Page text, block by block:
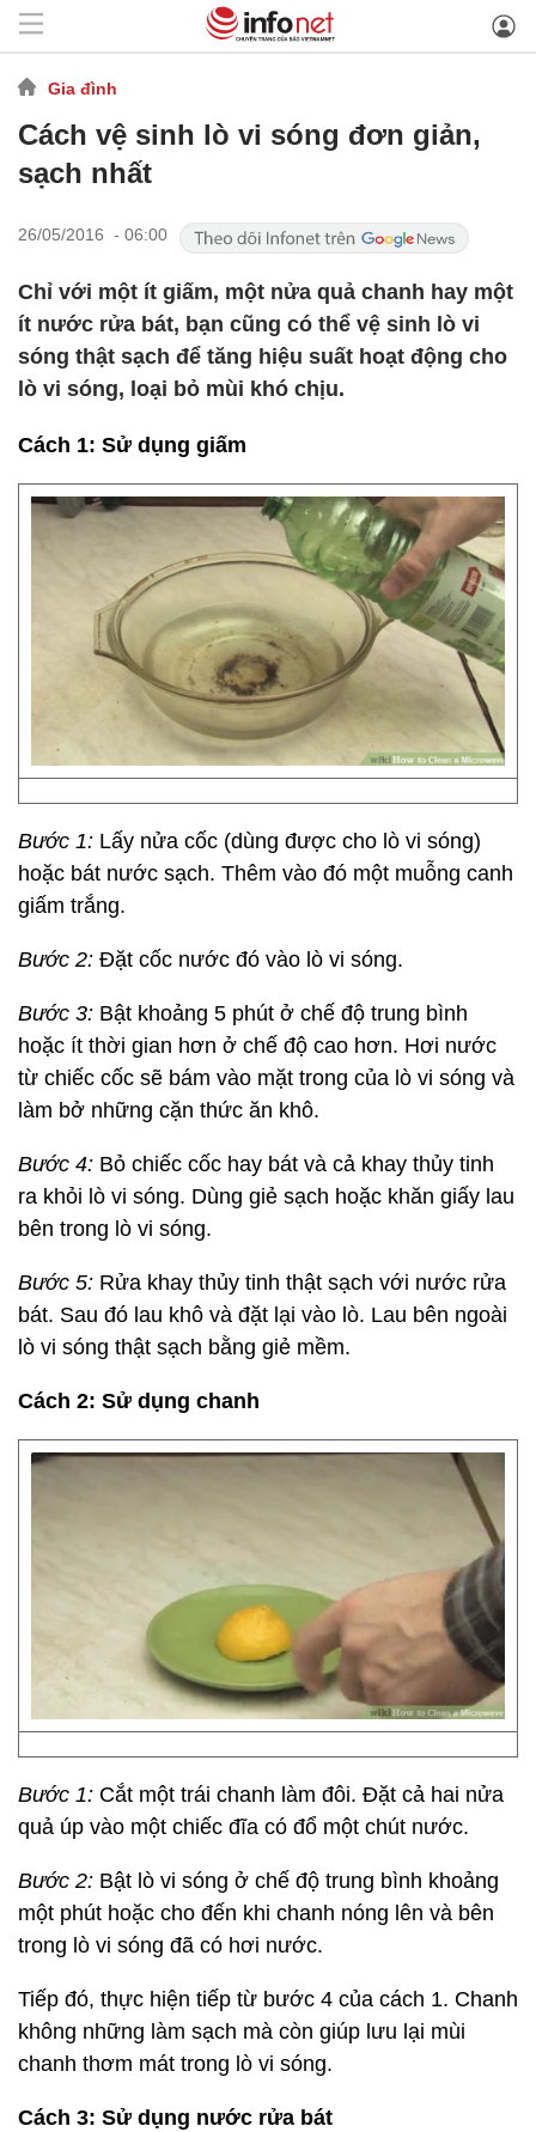
Gia đình
Cách vệ sinh lò vi sóng đơn giản,
sạch nhất
26/05/2016 - 06:00
Chỉ với một ít giấm, một nửa quả chanh hay một
ít nước rửa bát, bạn cũng có thể vệ sinh lò vi
sóng thật sạch để tăng hiệu suất hoạt động cho
lò vi sóng, loại bỏ mùi khó chịu.
Cách 1: Sử dụng giấm
Bước 1: Lấy nửa cốc (dùng được cho lò vi sóng)
hoặc bát nước sạch. Thêm vào đó một muỗng canh
giấm trắng.
Bước 2: Đặt cốc nước đó vào lò vi sóng.
Bước 3: Bật khoảng 5 phút ở chế độ trung bình
hoặc ít thời gian hơn ở chế độ cao hơn. Hơi nước
từ chiếc cốc sẽ bám vào mặt trong của lò vi sóng và
làm bở những cặn thức ăn khô.
Bước 4: Bỏ chiếc cốc hay bát và cả khay thủy tinh
ra khỏi lò vi sóng. Dùng giẻ sạch hoặc khăn giấy lau
bên trong lò vi sóng.
Bước 5: Rửa khay thủy tinh thật sạch với nước rửa
bát. Sau đó lau khô và đặt lại vào lò. Lau bên ngoài
lò vi sóng thật sạch bằng giẻ mềm.
Cách 2: Sử dụng chanh
Bước 1: Cắt một trái chanh làm đôi. Đặt cả hai nửa
quả úp vào một chiếc đĩa có đổ một chút nước.
Bước 2: Bật lò vi sóng ở chế độ trung bình khoảng
một phút hoặc cho đến khi chanh nóng lên và bên
trong lò vi sóng đã có hơi nước.
Tiếp đó, thực hiện tiếp từ bước 4 của cách 1. Chanh
không những làm sạch mà còn giúp lưu lại mùi
chanh thơm mát trong lò vi sóng.
Cách 3: Sử dụng nước rửa bát